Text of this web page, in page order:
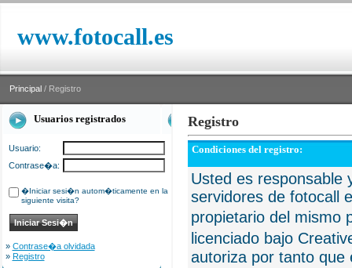
www.fotocall.es
Principal / Registro
Usuarios registrados
Usuario:
Contrase�a:
�Iniciar sesi�n autom�ticamente en la
siguiente visita?
» Contrase�a olvidada
» Registro
Registro
Condiciones del registro:
Usted es responsable
servidores de fotocall
propietario del mismo
licenciado bajo
autoriza por tanto que